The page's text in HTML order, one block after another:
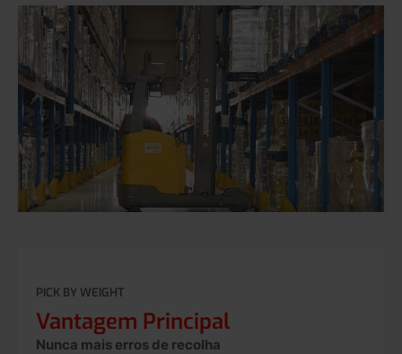
PICK BY WEIGHT
Vantagem Principal
Nunca mais erros de recolha